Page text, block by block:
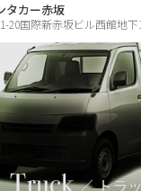
タカー赤坂
20国際新赤坂ビル西館地下